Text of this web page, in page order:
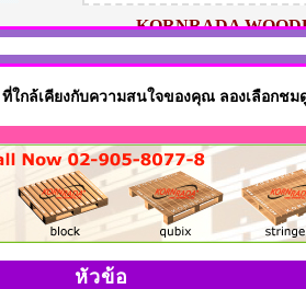
KORNRADA
ใกล้เคียงกับความสนใจของคุณ ลองเลือกชม
หัวข้อ